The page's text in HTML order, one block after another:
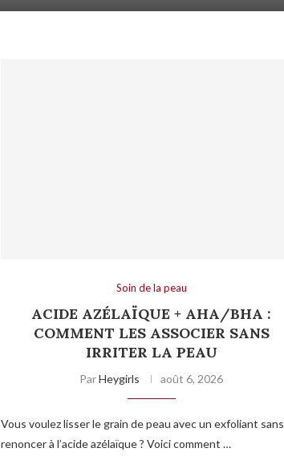
Soin de la peau
ACIDE AZÉLAÏQUE + AHA/BHA :
COMMENT LES ASSOCIER SANS
IRRITER LA PEAU
ParHeygirls août 6, 2026
Vous voulez lisser le grain de peau avec un exfoliant sans
renoncer à l’acide azélaïque ? Voici comment …